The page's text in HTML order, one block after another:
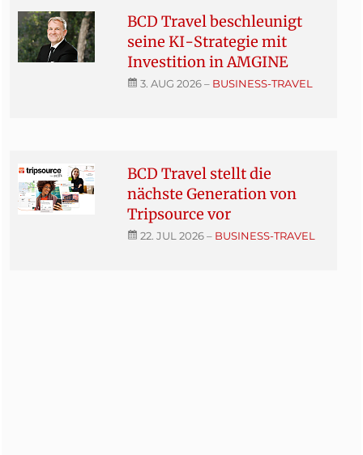
BCD Travel beschleunigt
seine KI-Strategie mit
Investition in AMGINE
3. AUG 2026– BUSINESS-TRAVEL
BCD Travel stellt die
nächste Generation von
Tripsource vor
22. JUL 2026– BUSINESS-TRAVEL